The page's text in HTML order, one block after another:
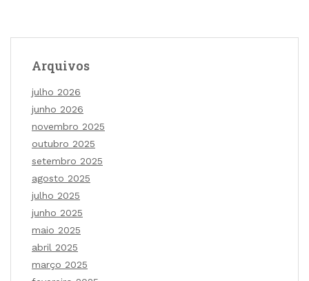
Arquivos
julho 2026
junho 2026
novembro 2025
outubro 2025
setembro 2025
agosto 2025
julho 2025
junho 2025
maio 2025
abril 2025
março 2025